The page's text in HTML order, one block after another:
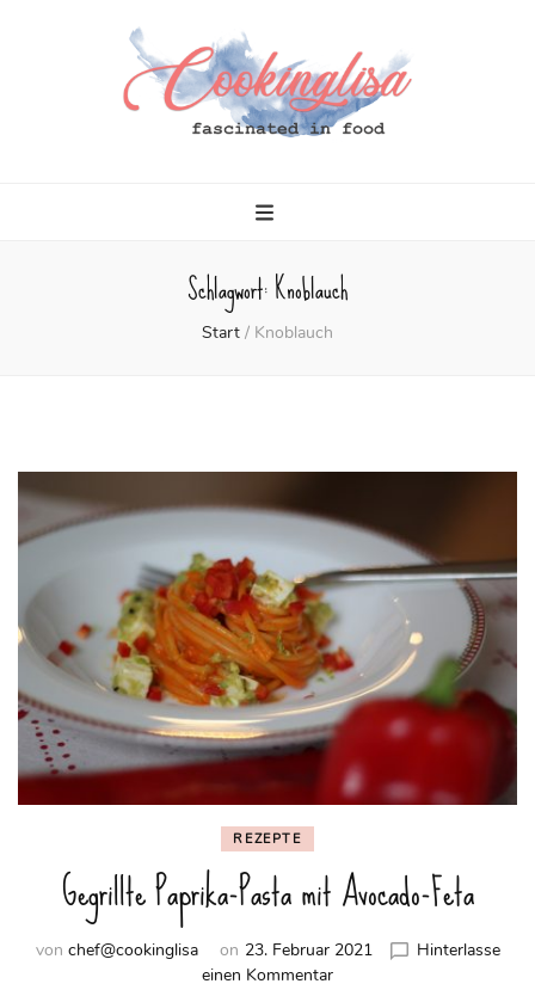
Cookinglisa
Schlagwort:Knoblauch
Start / Knoblauch
REZEPTE
Gegrillte Paprika-Pasta mit Avocado-Feta
von chef@cookinglisa on 23. Februar 2021
Hinterlasse
einen Kommentarzu